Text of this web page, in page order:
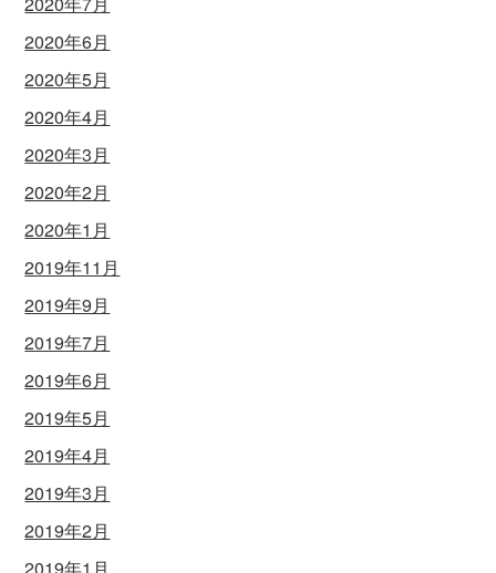
2020年6月
2020年5月
2020年4月
2020年3月
2020年2月
2020年1月
2019年11月
2019年9月
2019年7月
2019年6月
2019年5月
2019年4月
2019年3月
2019年2月